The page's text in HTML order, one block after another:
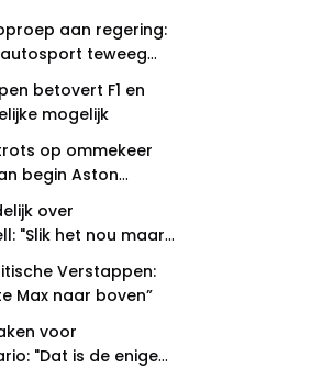
aan regering:
teweeg
betovert F1 en
mogelijk
op ommekeer
begin Aston
over
"Slik het nou maar
Verstappen:
Max naar boven”
voor
"Dat is de enige